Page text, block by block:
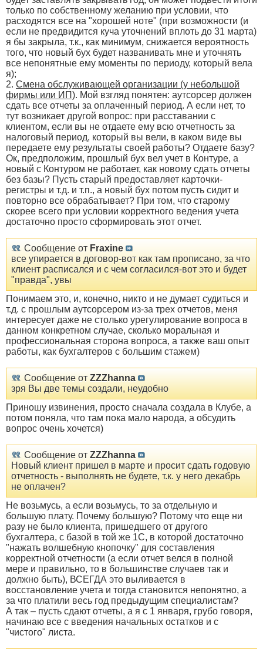
только по собственному желанию при условии, что
расходятся все на "хорошей ноте" (при возможности (и
если не предвидится куча уточнений вплоть до 31 марта)
я бы закрыла, т.к., как минимум, снижается вероятность
того, что новый бух будет названивать мне и уточнять
все непонятные ему моменты по периоду, который вела
я);
2. Смена обслуживающей организации (у небольшой
фирмы или ИП). Мой взгляд понятен: аутсорсер должен
сдать все отчеты за оплаченный период. А если нет, то
тут возникает другой вопрос: при расставании с
клиентом, если вы не отдаете ему всю отчетность за
налоговый период, который вы вели, в каком виде вы
передаете ему результаты своей работы? Отдаете базу?
Ок, предположим, прошлый бух вел учет в Контуре, а
новый с Контуром не работает, как новому сдать отчеты
без базы? Пусть старый предоставляет карточки-
регистры и т.д. и т.п., а новый бух потом пусть сидит и
повторно все обрабатывает? При том, что старому
скорее всего при условии корректного ведения учета
достаточно просто сформировать этот отчет.
Сообщение от Fraxine
все упирается в договор-вот как там прописано, за что
клиент расписался и с чем согласился-вот это и будет
"правда", увы
Понимаем это, и, конечно, никто и не думает судиться и
т.д. с прошлым аутсорсером из-за трех отчетов, меня
интересует даже не столько урегулирование вопроса в
данном конкретном случае, сколько моральная и
профессиональная сторона вопроса, а также ваш опыт
работы, как бухгалтеров с большим стажем)
Сообщение от ZZZhanna
зря Вы две темы создали, неудобно
Приношу извинения, просто сначала создала в Клубе, а
потом поняла, что там пока мало народа, а обсудить
вопрос очень хочется)
Сообщение от ZZZhanna
Новый клиент пришел в марте и просит сдать годовую
отчетность - выполнять не будете, т.к. у него декабрь
не оплачен?
Не возьмусь, а если возьмусь, то за отдельную и
большую плату. Почему большую? Потому что еще ни
разу не было клиента, пришедшего от другого
бухгалтера, с базой в той же 1С, в которой достаточно
"нажать волшебную кнопочку" для составления
корректной отчетности (а если отчет велся в полной
мере и правильно, то в большинстве случаев так и
должно быть), ВСЕГДА это выливается в
восстановление учета и тогда становится непонятно, а
за что платили весь год предыдущим специалистам?
А так – пусть сдают отчеты, а я с 1 января, грубо говоря,
начинаю все с введения начальных остатков и с
"чистого" листа.